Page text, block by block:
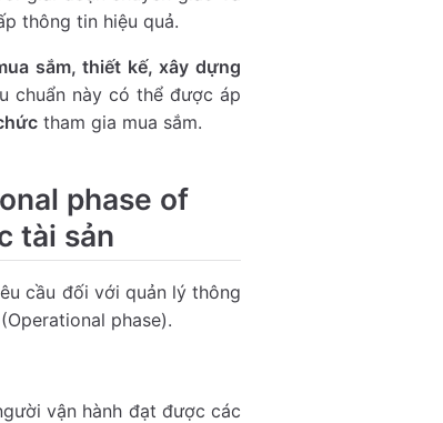
thông tin hiệu quả.
sắm, thiết kế, xây dựng
chuẩn này có thể được áp
tham gia mua sắm.
phase of
tài sản
cầu đối với quản lý thông
phase).
vận hành đạt được các